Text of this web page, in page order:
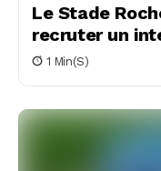
Le Stade
recruter un
1 Min(s)